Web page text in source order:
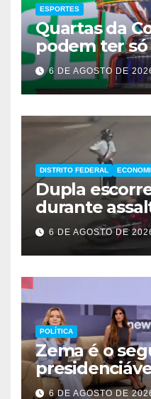
ESPORTES
Quartas da
podem ter
6 DE AGOSTO DE
DISTRITO FEDERAL
Dupla
durante
Ceilândia
6 DE AGOSTO DE
POLÍTICA
Zema é o
pelo g1 e
6 DE AGOSTO DE